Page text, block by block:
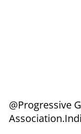
@Progressive